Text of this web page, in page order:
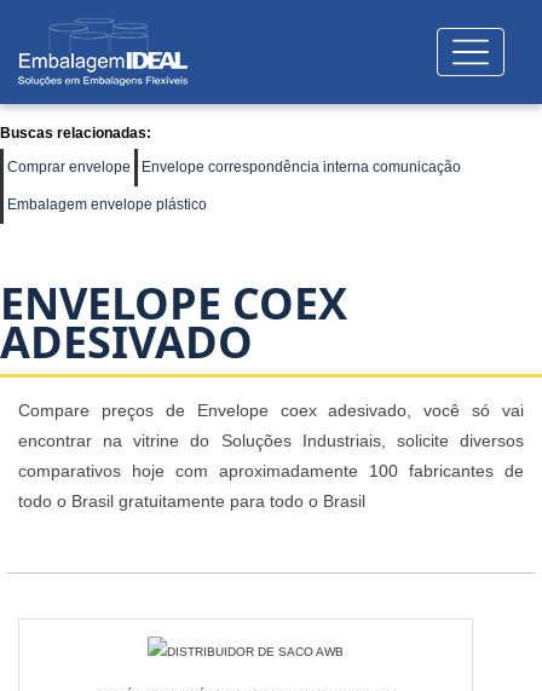
Buscas relacionadas:
Comprar envelope
Envelope correspondência interna comunicação
Embalagem envelope plástico
ENVELOPE COEX
ADESIVADO
Compare preços de Envelope coex adesivado, você só vai
encontrar na vitrine do Soluções Industriais, solicite diversos
comparativos hoje com aproximadamente 100 fabricantes de
todo o Brasil gratuitamente para todo o Brasil